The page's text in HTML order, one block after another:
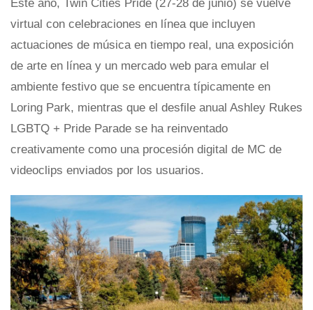
Este año, Twin Cities Pride (27-28 de junio) se vuelve
virtual con celebraciones en línea que incluyen
actuaciones de música en tiempo real, una exposición
de arte en línea y un mercado web para emular el
ambiente festivo que se encuentra típicamente en
Loring Park, mientras que el desfile anual Ashley Rukes
LGBTQ + Pride Parade se ha reinventado
creativamente como una procesión digital de MC de
videoclips enviados por los usuarios.